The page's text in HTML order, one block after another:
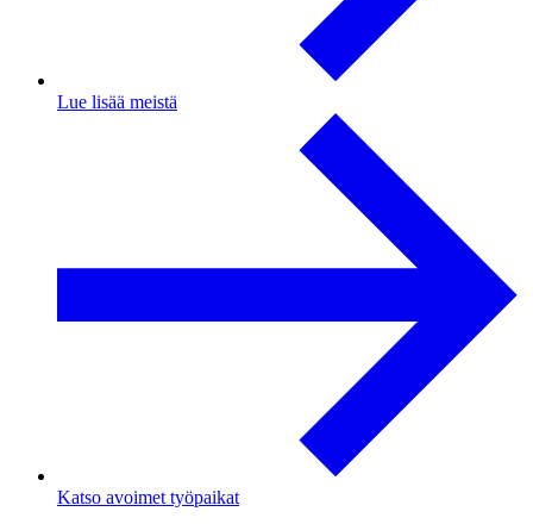
Lue lisää meistä
Katso avoimet työpaikat